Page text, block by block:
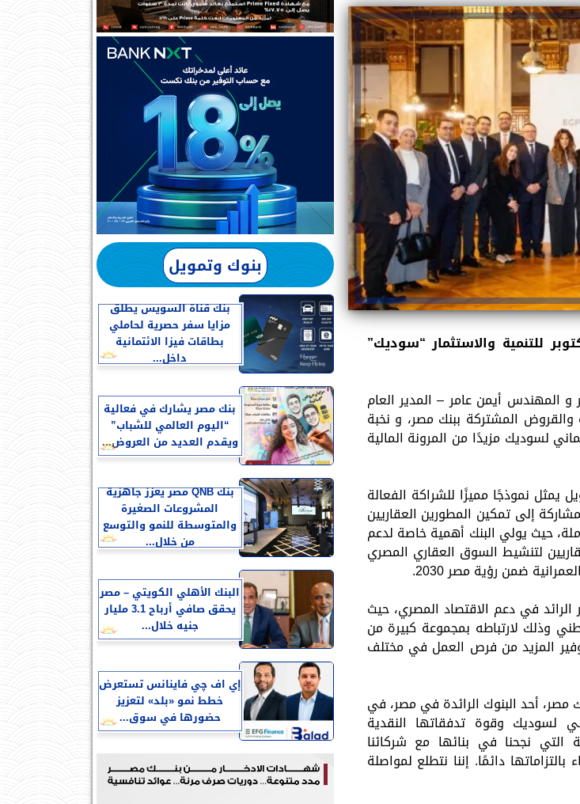
للتنمية والاستثمار “سوديك”
المهندس أيمن عامر – المدير العام
المشتركة ببنك مصر، و نخبة
لسوديك مزيدًا من المرونة المالية
نموذجًا مميزًا للشراكة الفعالة
إلى تمكين المطورين العقاريين
حيث يولي البنك أهمية خاصة لدعم
لتنشيط السوق العقاري المصري
ضمن رؤية مصر 2030.
في دعم الاقتصاد المصري، حيث
وذلك لارتباطه بمجموعة كبيرة من
المزيد من فرص العمل في مختلف
مصر، أحد البنوك الرائدة في مصر، في
لسوديك وقوة تدفقاتها النقدية
التي نجحنا في بنائها مع شركائنا
دائمًا. إننا نتطلع لمواصلة
بنوك وتمويل
بنك قناة السويس يطلق
مزايا سفر حصرية لحاملي
بطاقات فيزا الائتمانية
داخل...
بنك مصر يشارك في فعالية
“اليوم العالمي للشباب”
ويقدم العديد من العروض...
بنك QNB مصر يعزز جاهزية
المشروعات الصغيرة
والمتوسطة للنمو والتوسع
من خلال...
البنك الأهلي الكويتي – مصر
يحقق صافي أرباح 3.1 مليار
جنيه خلال...
إي اف چي فاينانس تستعرض
خطط نمو «بلد» لتعزيز
حضورها في سوق...